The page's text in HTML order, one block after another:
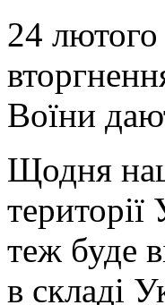
24
Воїни
Щодня
теж буде
в складі